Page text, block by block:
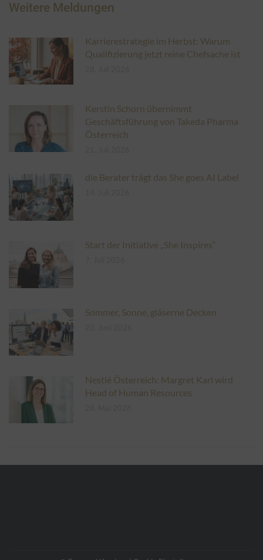
Weitere Meldungen
Karrierestrategie im Herbst: Warum
Qualifizierung jetzt reine Chefsache ist
Kerstin Schorn übernimmt
Geschäftsführung von Takeda Pharma
Österreich
die Berater trägt das She goes AI Label
Start der Initiative „She Inspires“
Sommer, Sonne, gläserne Decken
Nestlé Österreich: Margret Karl wird
Head of Human Resources